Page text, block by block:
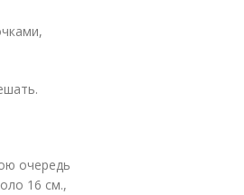
очередь
16 см.,